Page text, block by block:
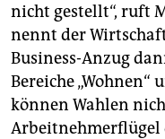
nicht gestellt“, ruft
nennt der
Business-Anzug
Bereiche „Wohnen“
können Wahlen
Arbeitnehmerflügel